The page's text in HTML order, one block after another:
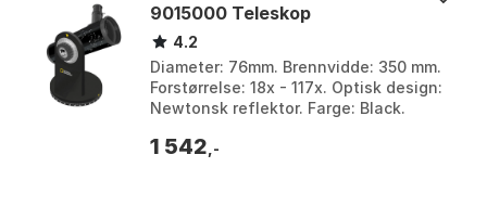
9015000 Teleskop
4.2
Diameter: 76mm. Brennvidde: 350 mm.
Forstørrelse: 18x - 117x. Optisk design:
Newtonsk reflektor. Farge: Black.
1 542 ,-